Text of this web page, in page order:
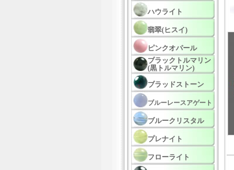
ハウライト
翡翠(ヒスイ)
ピンクオパール
ブラックトルマリン
(黒トルマリン)
ブラッドストーン
ブルーレースアゲート
ブルークリスタル
プレナイト
フローライト